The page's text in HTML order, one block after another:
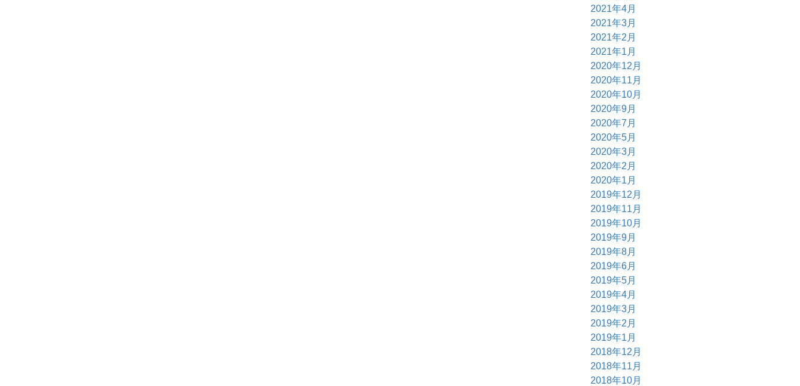
2021年4月
2021年3月
2021年2月
2021年1月
2020年12月
2020年11月
2020年10月
2020年9月
2020年7月
2020年5月
2020年3月
2020年2月
2020年1月
2019年12月
2019年11月
2019年10月
2019年9月
2019年8月
2019年6月
2019年5月
2019年4月
2019年3月
2019年2月
2019年1月
2018年12月
2018年11月
2018年10月